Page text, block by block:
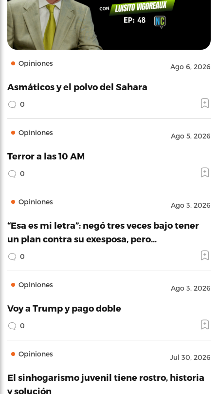
Opiniones Ago 6, 2026
Asmáticos y el polvo del Sahara
0
Opiniones Ago 5, 2026
Terror a las 10 AM
0
Opiniones Ago 3, 2026
“Esa es mi letra”: negó tres veces bajo tener
un plan contra su exesposa, pero…
0
Opiniones Ago 3, 2026
Voy a Trump y pago doble
0
Opiniones Jul 30, 2026
El sinhogarismo juvenil tiene rostro, historia
y solución